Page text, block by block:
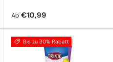
Normaler Preis
Ab €10,99
Bis zu 30% Rabatt